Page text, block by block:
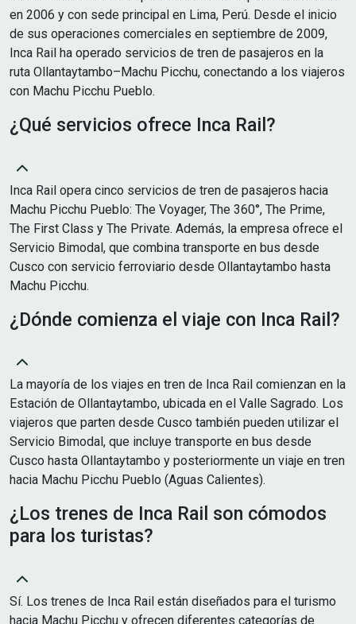
en 2006 y con sede principal en Lima, Perú. Desde el inicio
de sus operaciones comerciales en septiembre de 2009,
Inca Rail ha operado servicios de tren de pasajeros en la
ruta Ollantaytambo–Machu Picchu, conectando a los viajeros
con Machu Picchu Pueblo.
¿Qué servicios ofrece Inca Rail?
Inca Rail opera cinco servicios de tren de pasajeros hacia
Machu Picchu Pueblo: The Voyager, The 360°, The Prime,
The First Class y The Private. Además, la empresa ofrece el
Servicio Bimodal, que combina transporte en bus desde
Cusco con servicio ferroviario desde Ollantaytambo hasta
Machu Picchu.
¿Dónde comienza el viaje con Inca Rail?
La mayoría de los viajes en tren de Inca Rail comienzan en la
Estación de Ollantaytambo, ubicada en el Valle Sagrado. Los
viajeros que parten desde Cusco también pueden utilizar el
Servicio Bimodal, que incluye transporte en bus desde
Cusco hasta Ollantaytambo y posteriormente un viaje en tren
hacia Machu Picchu Pueblo (Aguas Calientes).
¿Los trenes de Inca Rail son cómodos
para los turistas?
Sí. Los trenes de Inca Rail están diseñados para el turismo
hacia Machu Picchu y ofrecen diferentes categorías de